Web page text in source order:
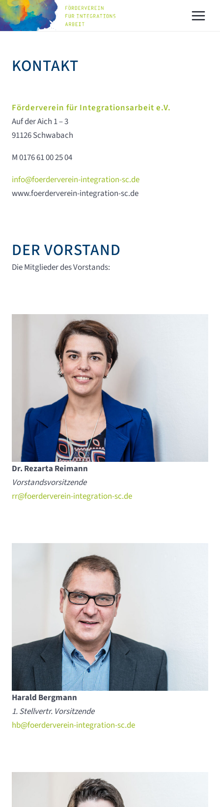
Zum
Inhalt
springen
KONTAKT
Förderverein für Integrationsarbeit e.V.
Auf der Aich 1 – 3
91126 Schwabach
M 0176 61 00 25 04
info@foerderverein-integration-sc.de
www.foerderverein-integration-sc.de
DER VORSTAND
Die Mitglieder des Vorstands:
Dr. Rezarta Reimann
Vorstandsvorsitzende
rr@foerderverein-integration-sc.de
Harald Bergmann
1. Stellvertr. Vorsitzende
hb@foerderverein-integration-sc.de